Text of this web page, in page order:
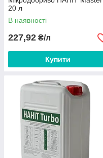
20 л
В наявності
227,92 ₴/л
Купити